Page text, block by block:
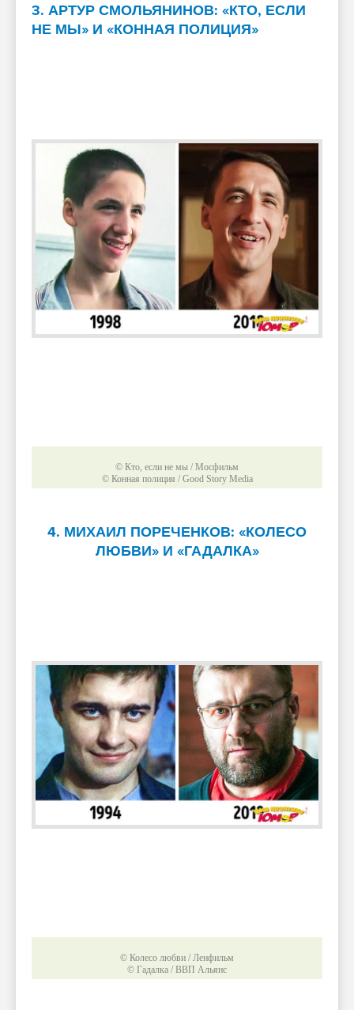
3. АРТУР СМОЛЬЯНИНОВ: «КТО, ЕСЛИ
НЕ МЫ» И «КОННАЯ ПОЛИЦИЯ»
© Кто, если не мы / Мосфильм
© Конная полиция / Good Story Media
4. МИХАИЛ ПОРЕЧЕНКОВ: «КОЛЕСО
ЛЮБВИ» И «ГАДАЛКА»
© Колесо любви / Ленфильм
© Гадалка / ВВП Альянс